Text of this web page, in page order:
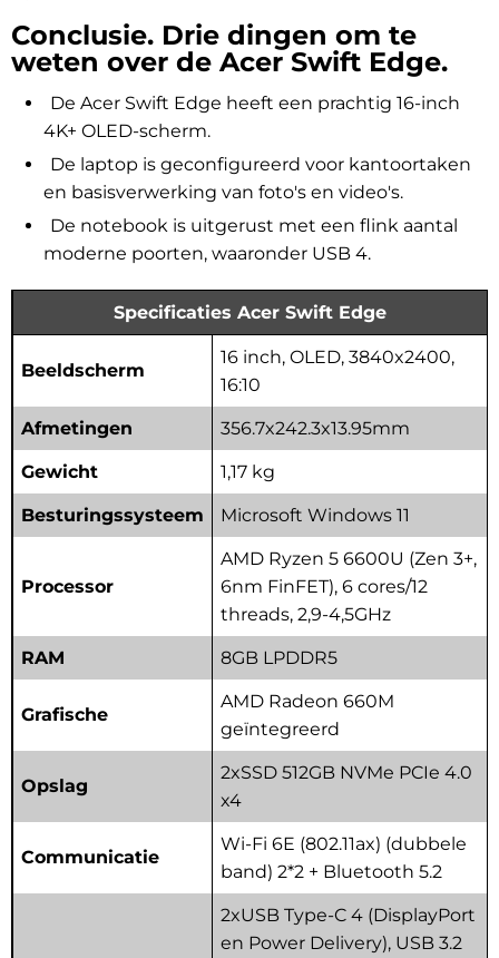
Conclusie. Drie dingen om te
weten over de Acer Swift Edge.
De Acer Swift Edge heeft een prachtig 16-inch
4K+ OLED-scherm.
De laptop is geconfigureerd voor kantoortaken
en basisverwerking van foto's en video's.
De notebook is uitgerust met een flink aantal
moderne poorten, waaronder USB 4.
Specificaties Acer Swift Edge
Beeldscherm
16 inch, OLED, 3840x2400,
16:10
Afmetingen 356.7x242.3x13.95mm
Gewicht 1,17 kg
Besturingssysteem Microsoft Windows 11
Processor
AMD Ryzen 5 6600U (Zen 3+,
6nm FinFET), 6 cores/12
threads, 2,9-4,5GHz
RAM 8GB LPDDR5
Grafische
AMD Radeon 660M
geïntegreerd
Opslag
2xSSD 512GB NVMe PCIe 4.0
x4
Communicatie
Wi-Fi 6E (802.11ax) (dubbele
band) 2*2 + Bluetooth 5.2
2xUSB Type-C 4 (DisplayPort
en Power Delivery), USB 3.2